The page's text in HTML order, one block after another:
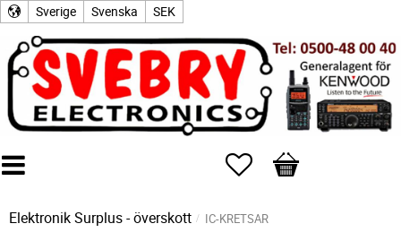
Sverige Svenska SEK
Favoriter
Kundvagn
Elektronik Surplus - överskott IC-KRETSAR